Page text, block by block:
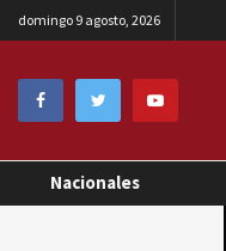
domingo 9 agosto, 2026
Nacionales